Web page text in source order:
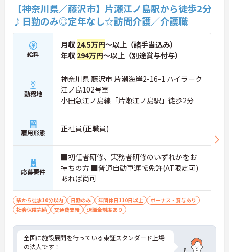
【神奈川県／藤沢市】片瀬江ノ島駅から徒歩2分
♪日勤のみ◎定年なし☆訪問介護／介護職
給料
月収 24.5万円～以上（諸手当込み）
年収 294万円～以上（別途賞与付与）
勤務地
神奈川県 藤沢市 片瀬海岸2-16-1 ハイラーク
江ノ島102号室
小田急江ノ島線「片瀬江ノ島駅」徒歩2分
雇用形態 正社員(正職員)
応募要件
■初任者研修、実務者研修のいずれかをお
持ちの方 ■普通自動車運転免許(AT限定可)
あれば尚可
駅から徒歩10分以内 日勤のみ 年間休日110日以上
ボーナス・賞与あり
社会保険完備
交通費支給 退職金制度あり
全国に施設展開を行っている東証スタンダード上場
の法人です！